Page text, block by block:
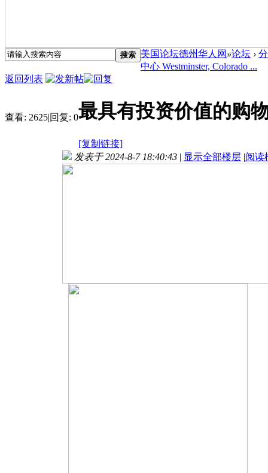
搜索 美国论坛德州华人网 »论坛 ›
中心 Westminster, Colorado ...
返回列表
查看: 2625|回复: 0最具有投资价值的购
[复制链接]
发表于 2024-8-7 18:40:43 | 显示全部楼层 |阅读